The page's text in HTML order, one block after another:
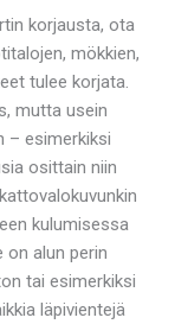
korjausta, ota
mökkien,
tulee korjata.
mutta usein
– esimerkiksi
osittain niin
kulumisessa
on alun perin
tai esimerkiksi
läpivientejä